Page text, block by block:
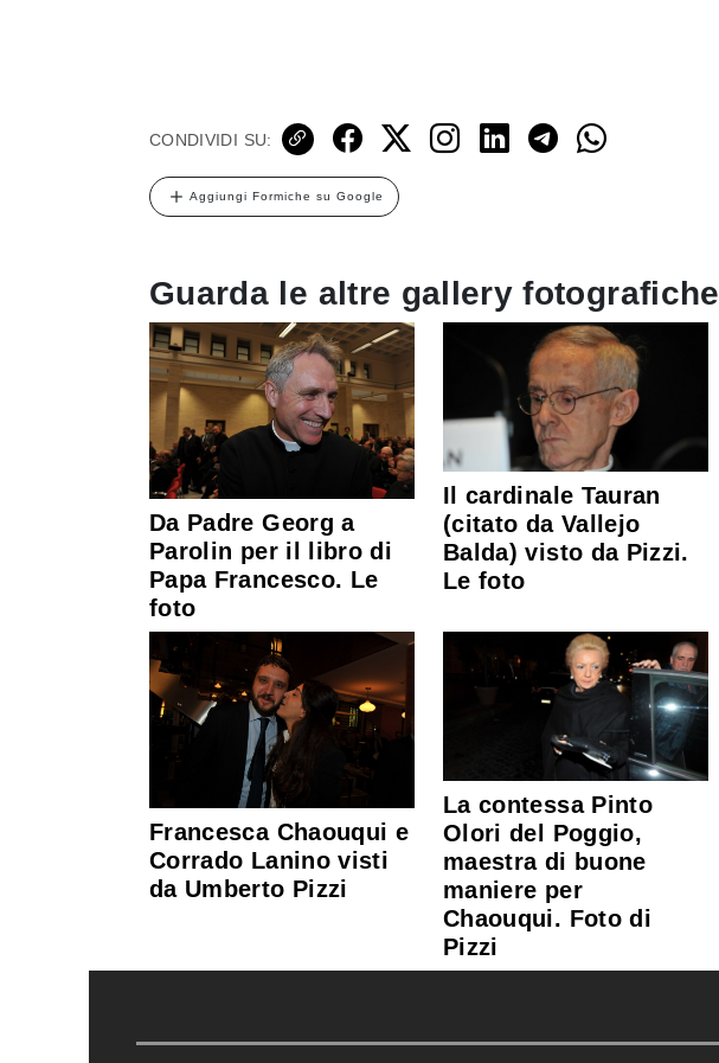
CONDIVIDI SU:
Aggiungi Formiche su Google
Guarda le altre gallery fotografiche
Da Padre Georg a
Parolin per il libro di
Papa Francesco. Le
foto
Il cardinale Tauran
(citato da Vallejo
Balda) visto da Pizzi.
Le foto
Francesca Chaouqui e
Corrado Lanino visti
da Umberto Pizzi
La contessa Pinto
Olori del Poggio,
maestra di buone
maniere per
Chaouqui. Foto di
Pizzi